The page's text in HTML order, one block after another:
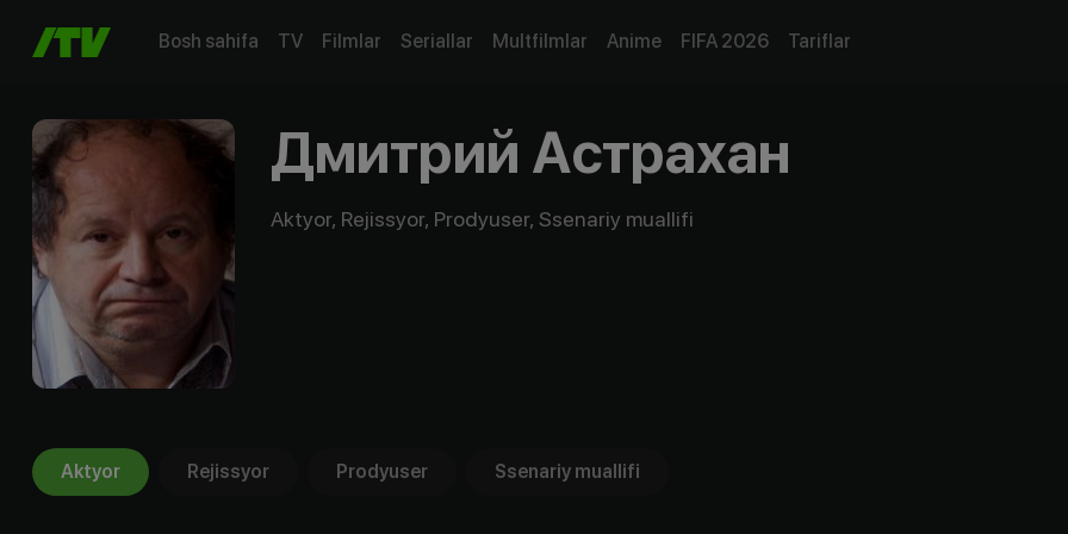
Bosh sahifa TV Filmlar Seriallar Multfilmlar Anime FIFA 2026 Tariflar
Дмитрий Астрахан
Aktyor, Rejissyor, Prodyuser, Ssenariy muallifi
Aktyor Rejissyor Prodyuser Ssenariy muallifi